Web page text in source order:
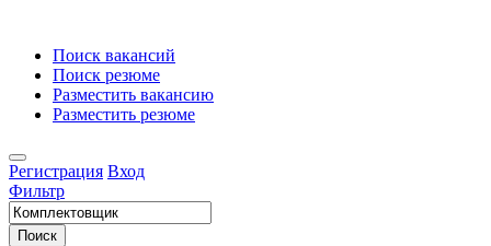
Поиск вакансий
Поиск резюме
Разместить вакансию
Разместить резюме
Регистрация Вход
Фильтр
Поиск